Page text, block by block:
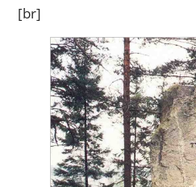
[br]